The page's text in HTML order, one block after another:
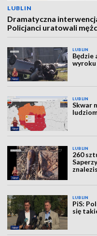
LUBLIN
Dramatyczna
Policjanci uratowali
LUBLIN
Będzie
wyroku
LUBLIN
Skwar
LUBLIN
260
LUBLIN
PiS:
się